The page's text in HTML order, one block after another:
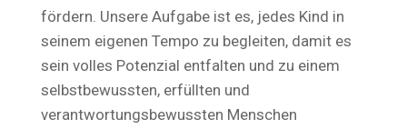
fördern. Unsere Aufgabe ist es, jedes Kind in
seinem eigenen Tempo zu begleiten, damit es
sein volles Potenzial entfalten und zu einem
selbstbewussten, erfüllten und
verantwortungsbewussten Menschen